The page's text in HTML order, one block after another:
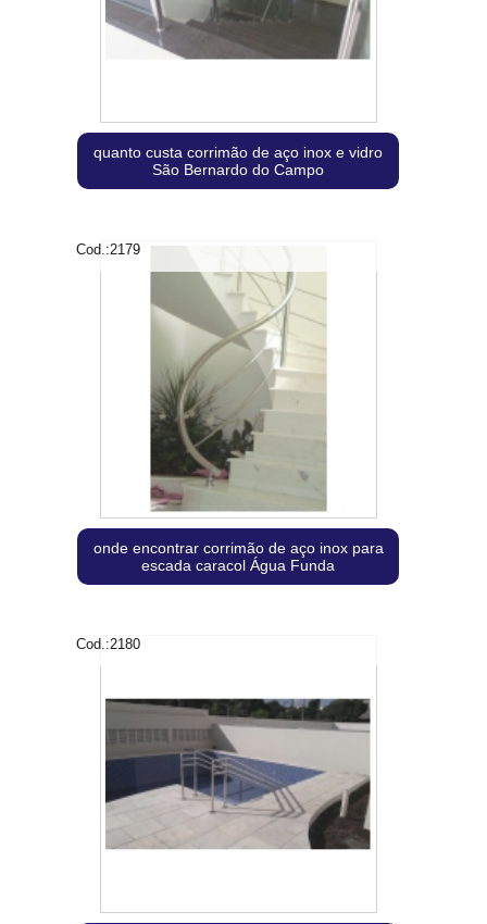
quanto custa corrimão de aço inox e vidro
São Bernardo do Campo
Cod.:2179
onde encontrar corrimão de aço inox para
escada caracol Água Funda
Cod.:2180